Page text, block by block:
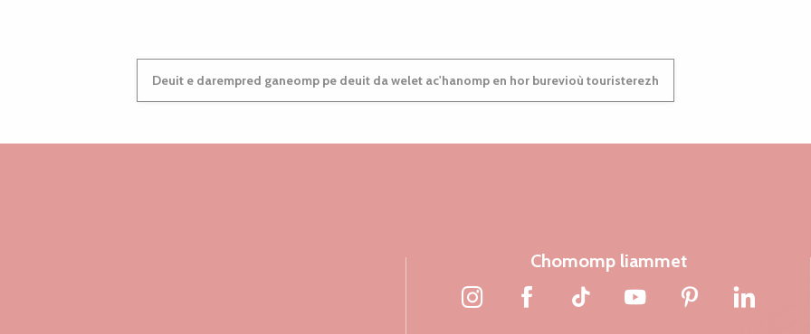
Deuit e darempred ganeomp pe deuit da welet ac'hanomp en hor burevioù touristerezh
Chomomp liammet